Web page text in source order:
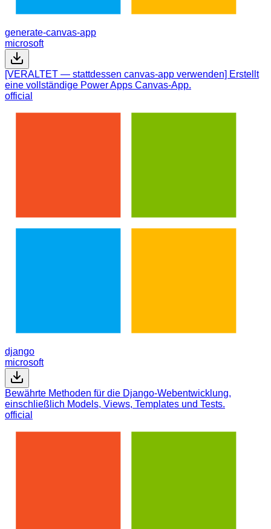
generate-canvas-app
microsoft
[VERALTET — stattdessen canvas-app verwenden] Erstellt
eine vollständige Power Apps Canvas-App.
official
django
microsoft
Bewährte Methoden für die Django-Webentwicklung,
einschließlich Models, Views, Templates und Tests.
official